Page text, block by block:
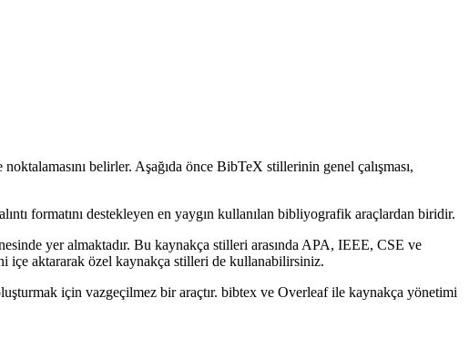
belirler. Aşağıda önce BibTeX stillerinin genel çalışması,
formatını destekleyen en yaygın kullanılan bibliyografik araçlardan biridir.
yer almaktadır. Bu kaynakça stilleri arasında APA, IEEE, CSE ve
içe aktararak özel kaynakça stilleri de kullanabilirsiniz.
için vazgeçilmez bir araçtır. bibtex ve Overleaf ile kaynakça yönetimi